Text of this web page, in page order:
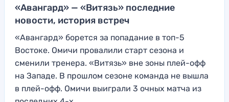
«Авангард» — «Витязь» последние
новости, история встреч
«Авангард» борется за попадание в топ-5
Востоке. Омичи провалили старт сезона и
сменили тренера. «Витязь» вне зоны плей-офф
на Западе. В прошлом сезоне команда не вышла
в плей-офф. Омичи выиграли 3 очных матча из